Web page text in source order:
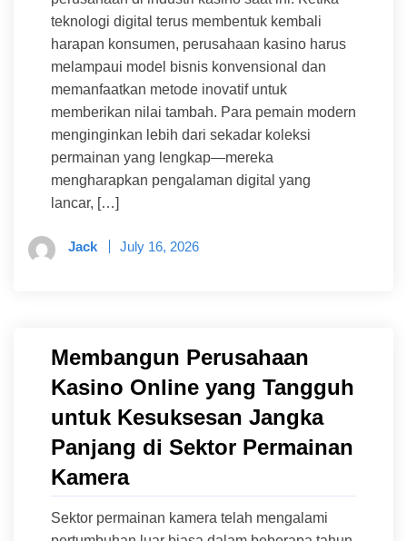
teknologi digital terus membentuk kembali
harapan konsumen, perusahaan kasino harus
melampaui model bisnis konvensional dan
memanfaatkan metode inovatif untuk
memberikan nilai tambah. Para pemain modern
menginginkan lebih dari sekadar koleksi
permainan yang lengkap—mereka
mengharapkan pengalaman digital yang
lancar, […]
Jack July 16, 2026
Membangun Perusahaan
Kasino Online yang Tangguh
untuk Kesuksesan Jangka
Panjang di Sektor Permainan
Kamera
Sektor permainan kamera telah mengalami